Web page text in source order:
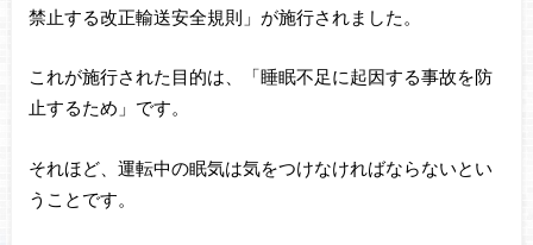
禁止する改正輸送安全規則」が施行されました。
これが施行された目的は、「睡眠不足に起因する事故を防
止するため」です。
それほど、運転中の眠気は気をつけなければならないとい
うことです。